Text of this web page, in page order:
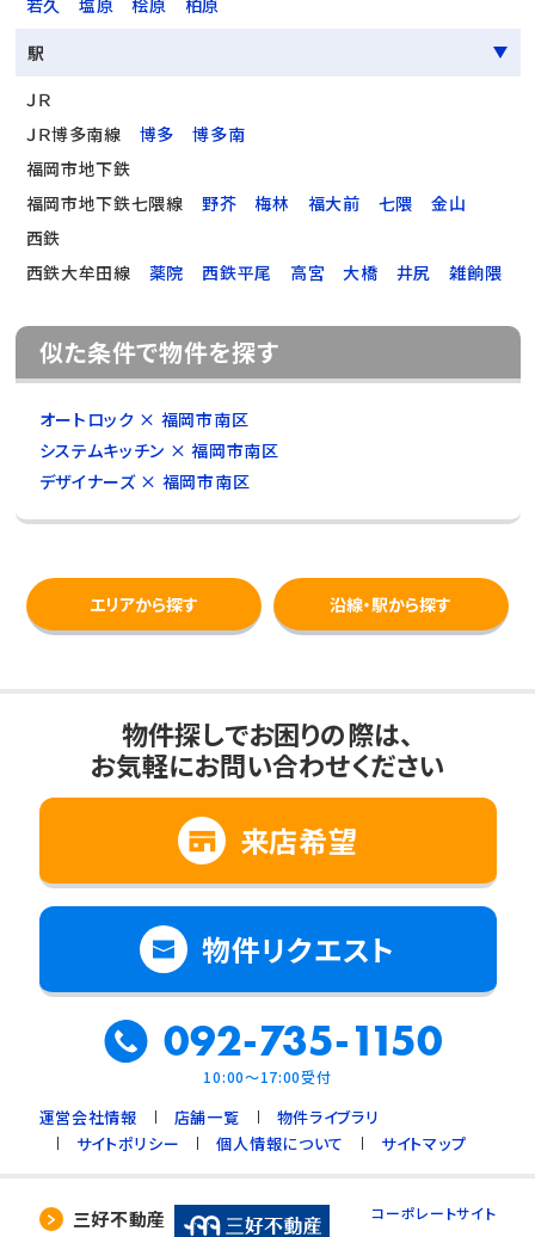
若久
塩原 桧原
柏原
駅
ＪＲ
ＪＲ博多南線
博多
博多南
福岡市地下鉄
福岡市地下鉄七隈線
野芥 梅林 福大前 七隈
金山
西鉄
西鉄大牟田線
薬院 西鉄平尾 高宮 大橋 井尻 雑餉隈
似た条件で物件を探す
オートロック × 福岡市南区
システムキッチン × 福岡市南区
デザイナーズ × 福岡市南区
エリアから探す 沿線・駅から探す
物件探しでお困りの際は、
お気軽にお問い合わせください
来店希望
物件リクエスト
092-735-1150
10:00～17:00受付
運営会社情報 店舗一覧
物件ライブラリ
サイトポリシー
個人情報について サイトマップ
三好不動産 コーポレートサイト